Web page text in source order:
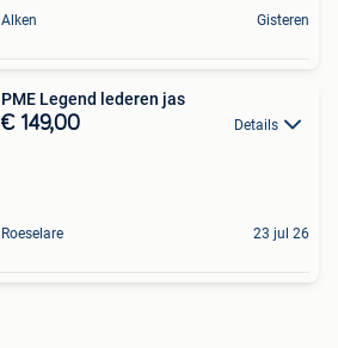
Alken Gisteren
PME Legend lederen jas
€ 149,00 Details
Roeselare 23 jul 26